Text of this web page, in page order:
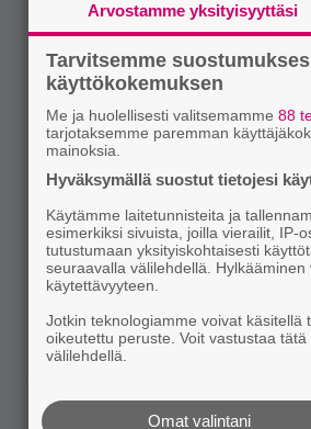
Arvostamme yksityisyyttäsi
Tarvitsemme
käyttökokemuksen
Me ja huolellisesti valitsemamme 88
tarjotaksemme paremman
mainoksia.
Hyväksymällä suostut tietojesi
Käytämme laitetunnisteita ja
esimerkiksi sivuista, joilla vierailit, IP-
tutustumaan yksityiskohtaisesti
seuraavalla välilehdellä.
käytettävyyteen.
Jotkin teknologiamme voivat käsitellä
oikeutettu peruste. Voit vastustaa
välilehdellä.
Omat valintani